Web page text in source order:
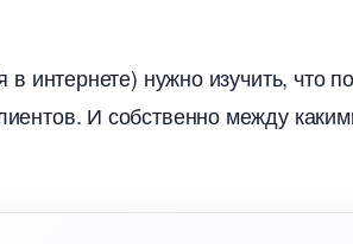
интернете) нужно изучить, что
И собственно между